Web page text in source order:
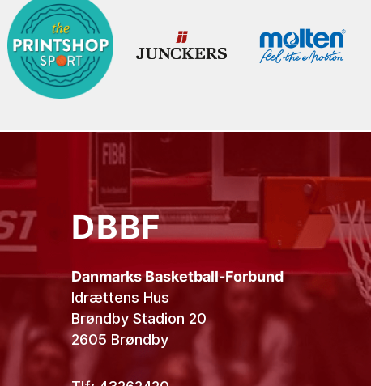
DBBF
Danmarks Basketball-Forbund
Idrættens Hus
Brøndby Stadion 20
2605 Brøndby